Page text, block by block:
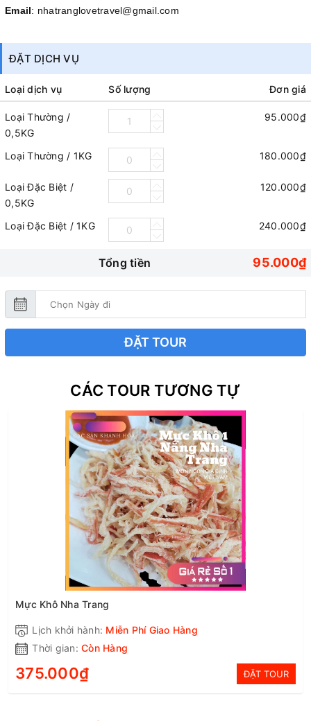
Email: nhatranglovetravel@gmail.com
ĐẶT DỊCH VỤ
Loại dịch vụ Số lượng Đơn giá
Loại Thường /
0,5KG
95.000₫
Loại Thường / 1KG 180.000₫
Loại Đặc Biệt /
0,5KG
120.000₫
Loại Đặc Biệt / 1KG 240.000₫
Tổng tiền 95.000₫
ĐẶT TOUR
CÁC TOUR TƯƠNG TỰ
Mực Khô Nha Trang
Lịch khởi hành: Miễn Phí Giao Hàng
Thời gian: Còn Hàng
375.000₫ ĐẶT TOUR